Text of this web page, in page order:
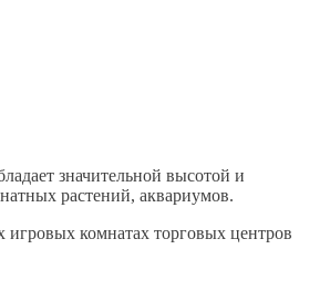
значительной высотой и
растений, аквариумов.
игровых комнатах торговых центров